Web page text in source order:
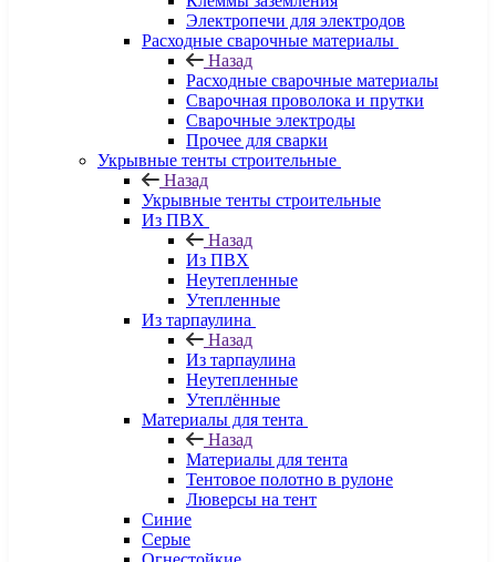
Электропечи для электродов
Расходные сварочные материалы
Назад
Расходные сварочные материалы
Сварочная проволока и прутки
Сварочные электроды
Прочее для сварки
Укрывные тенты строительные
Назад
Укрывные тенты строительные
Из ПВХ
Назад
Из ПВХ
Неутепленные
Утепленные
Из тарпаулина
Назад
Из тарпаулина
Неутепленные
Утеплённые
Материалы для тента
Назад
Материалы для тента
Тентовое полотно в рулоне
Люверсы на тент
Синие
Серые